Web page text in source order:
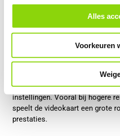
alle cookies. Je kunt je gegeven
door in de footer van onze website
Alles
Voorkeuren
Videokaart upgraden
De videokaart is voor gamers
onderdeel. Deze verwerkt alle
Wanneer je een krachtigere
zorgen voor hogere framerates
instellingen. Vooral bij hogere
speelt de videokaart een grote
prestaties.